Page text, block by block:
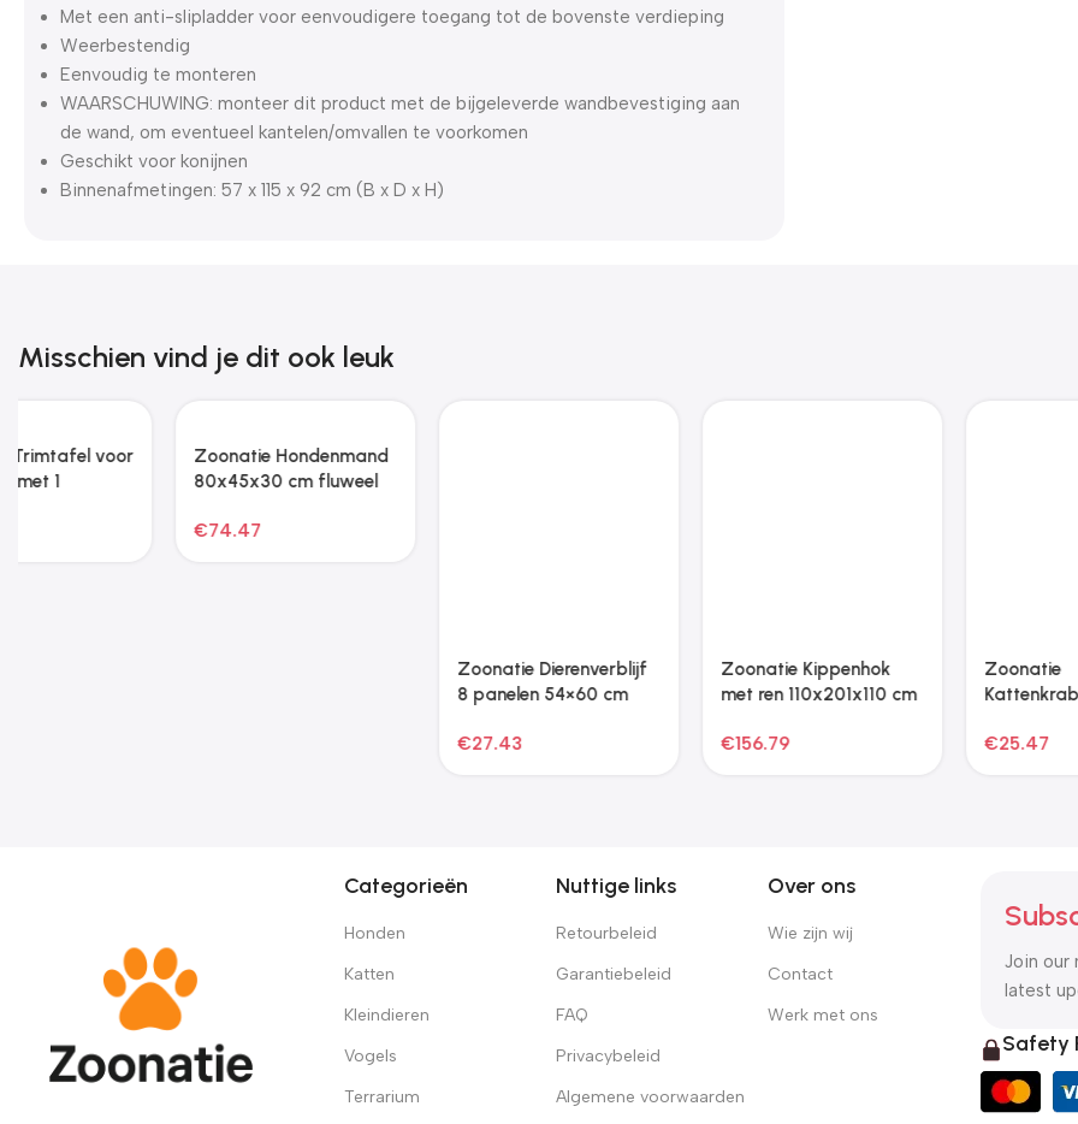
Met een anti-slipladder voor eenvoudigere toegang tot de bovenste verdieping
Weerbestendig
Eenvoudig te monteren
WAARSCHUWING: monteer dit product met de bijgeleverde wandbevestiging aan
de wand, om eventueel kantelen/omvallen te voorkomen
Geschikt voor konijnen
Binnenafmetingen: 57 x 115 x 92 cm (B x D x H)
Misschien vind je dit ook leuk
Zoonatie Dierenverblijf
8 panelen 54×60 cm
Zoonatie Kippenhok
met ren 110x201x110 cm
Categorieën
Honden
Katten
Kleindieren
Vogels
Terrarium
Nuttige links
Retourbeleid
Garantiebeleid
FAQ
Privacybeleid
Algemene voorwaarden
Over ons
Wie zijn wij
Contact
Werk met ons
Join our
latest
Safety